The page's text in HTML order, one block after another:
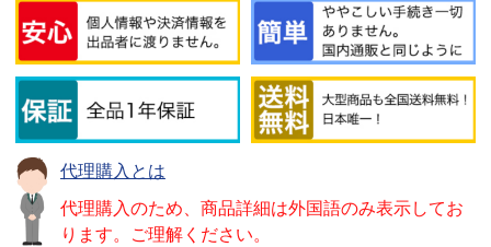
代理購入とは
代理購入のため、商品詳細は外国語のみ表示してお
ります。ご理解ください。